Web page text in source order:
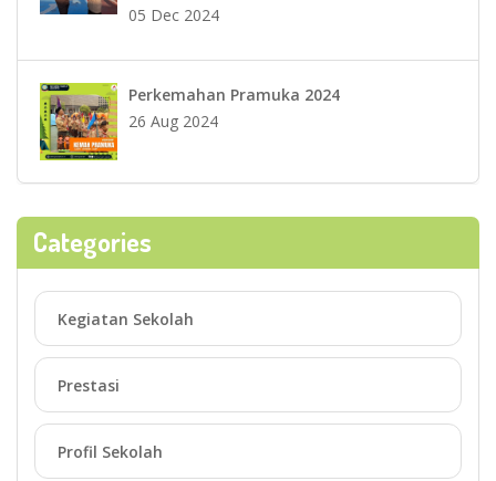
05 Dec 2024
Perkemahan Pramuka 2024
26 Aug 2024
Categories
Kegiatan Sekolah
Prestasi
Profil Sekolah